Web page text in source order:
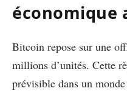
économique
Bitcoin repose sur une
millions d’unités. Cette
prévisible dans un